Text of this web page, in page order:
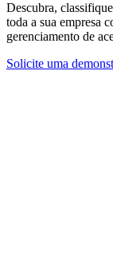
Descubra,
toda a sua empresa
gerenciamento de
Solicite uma